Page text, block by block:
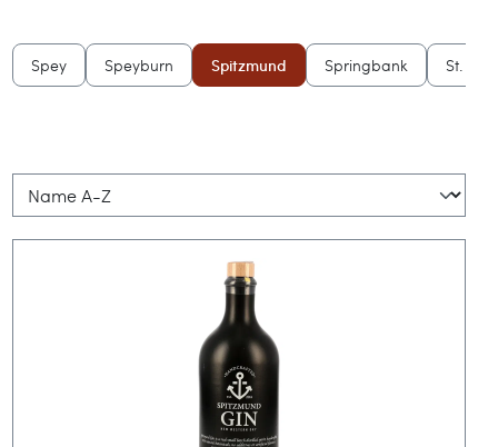
Spey Speyburn Spitzmund Springbank St.